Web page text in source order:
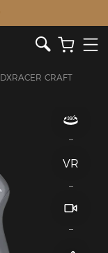
DXRACER CRAFT
VR